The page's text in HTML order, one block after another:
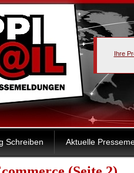
Ihre
Schreiben Aktuelle